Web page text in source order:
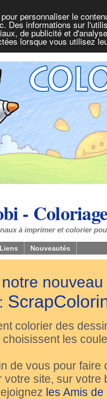
personnaliser le
Des informations sur
de publicité et
lorsque vous utilisez
-
à imprimer et colorier
Liens Nouveautés
colorier des
les
de vous pour
votre site, sur
les Amis